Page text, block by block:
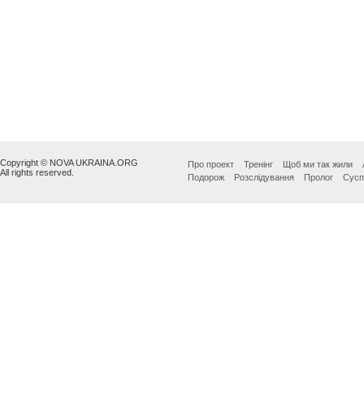
Copyright © NOVA UKRAINA.ORG
All rights reserved.
Про проект Тренінг Щоб ми так жили
Подорож
Розслідування Пролог